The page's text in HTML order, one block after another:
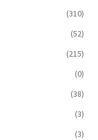
(310)
(52)
(215)
(0)
(38)
(3)
(3)